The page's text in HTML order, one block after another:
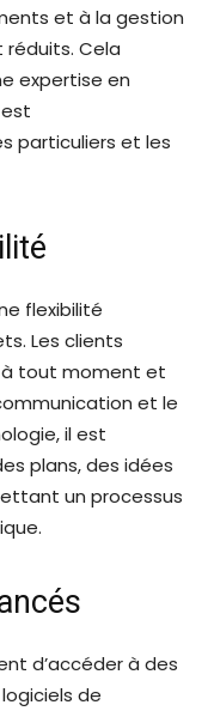
et à la gestion
Cela
expertise en
particuliers et les
flexibilité
Les clients
tout moment et
et le
il est
plans, des idées
un processus
d’accéder à des
de